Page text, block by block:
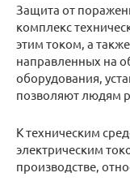
Защита от
комплекс
этим током, а
направленных на
оборудования,
позволяют людям
К техническим
электрическим
производстве,